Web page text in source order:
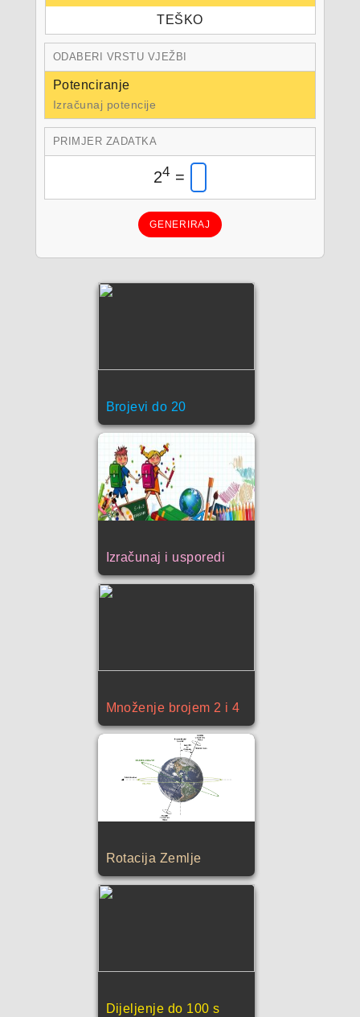
TEŠKO
ODABERI VRSTU VJEŽBI
Potenciranje
Izračunaj potencije
PRIMJER ZADATKA
24 =
GENERIRAJ
Brojevi do 20
Izračunaj i usporedi
Množenje brojem 2 i 4
Rotacija Zemlje
Dijeljenje do 100 s